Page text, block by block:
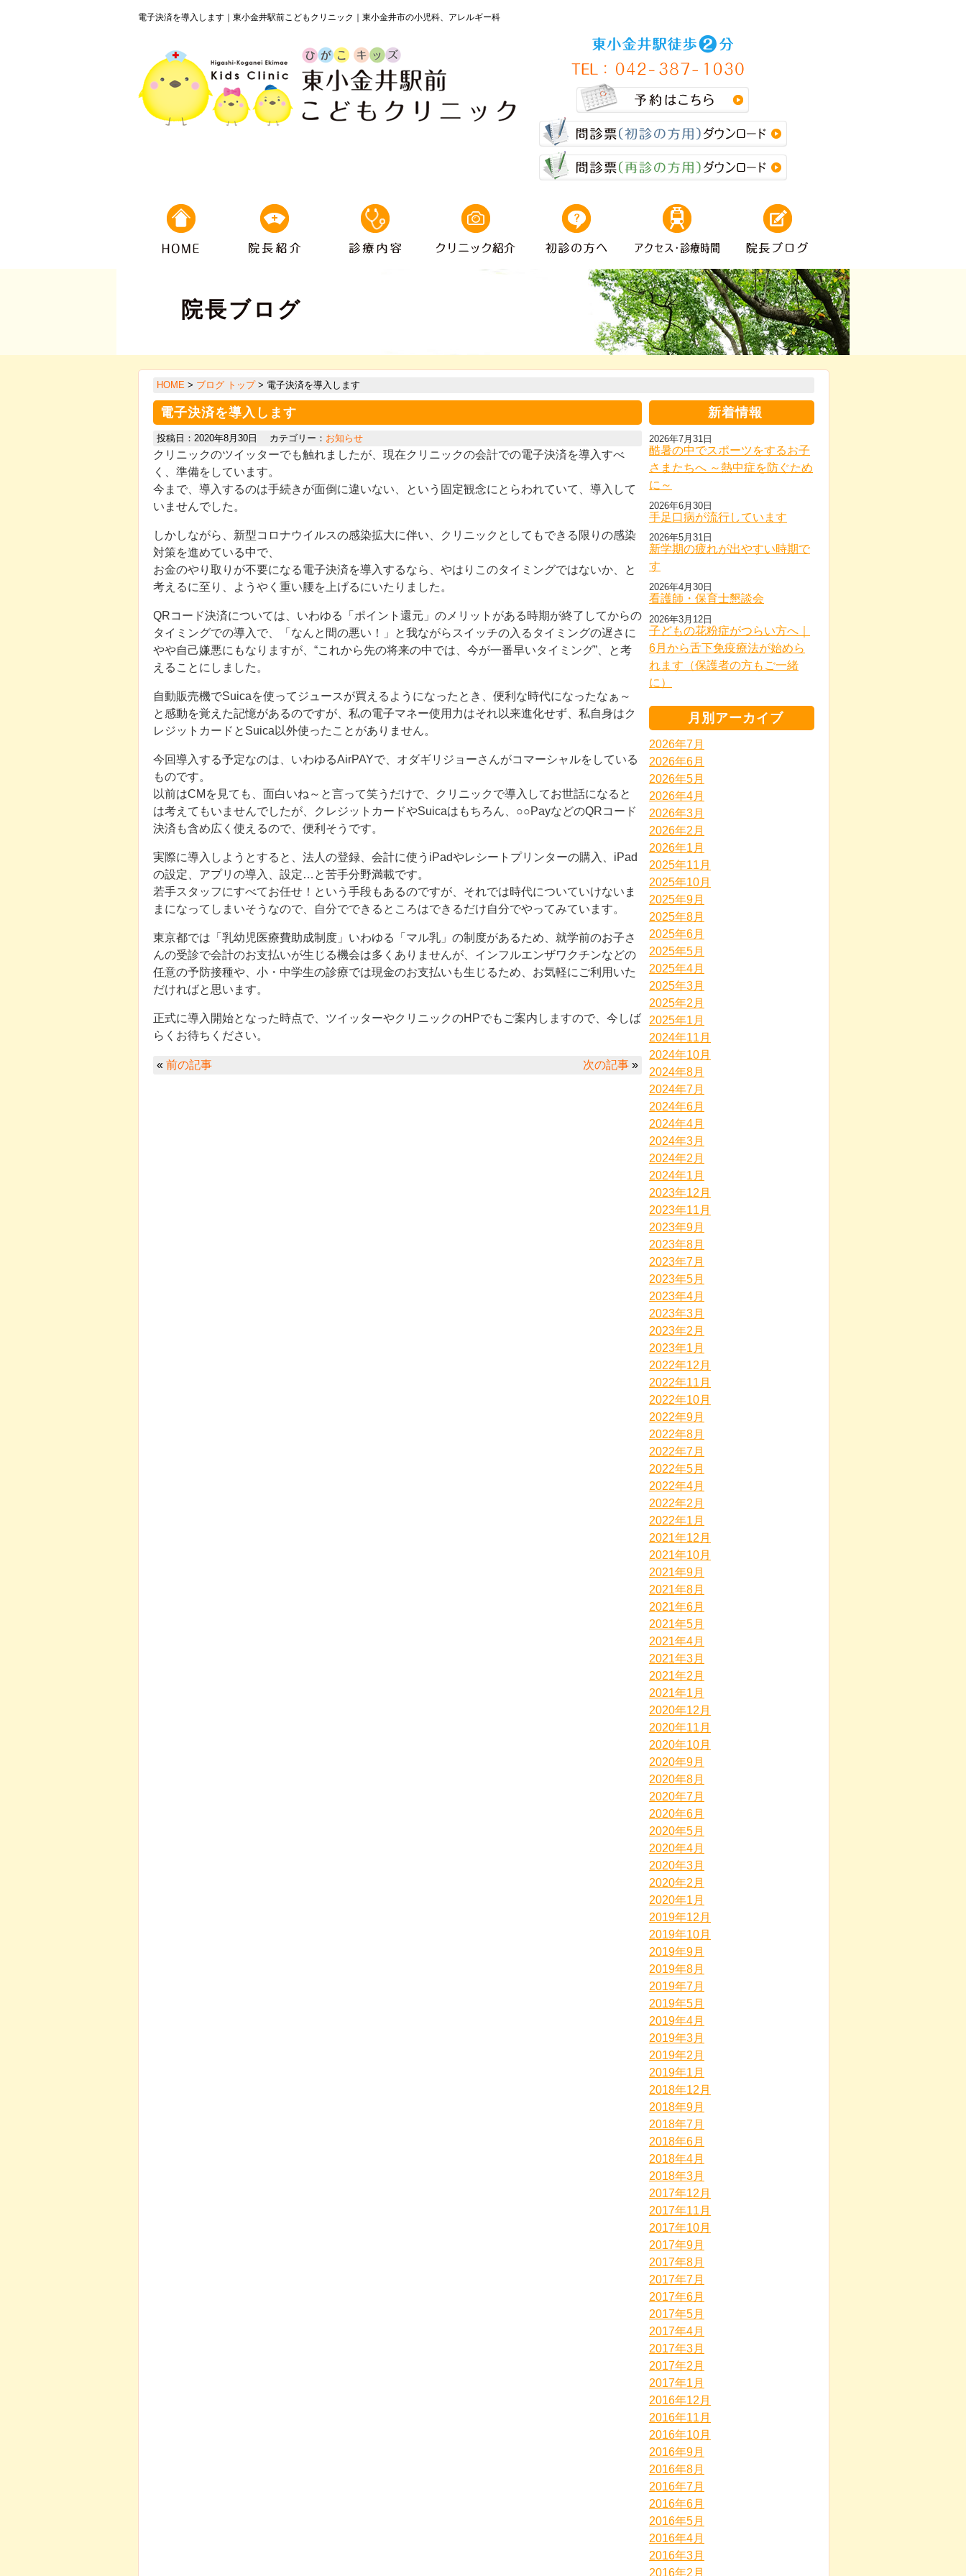
電子決済を導入します｜東小金井駅前こどもクリニック｜東小金井市の小児科、アレルギー科
院長ブログ
HOME > ブログ トップ> 電子決済を導入します
電子決済を導入します
投稿日：2020年8月30日 カテゴリー： お知らせ
クリニックのツイッターでも触れましたが、現在クリニックの会計での電子決済を導入すべ
く、準備をしています。
今まで、導入するのは手続きが面倒に違いない、という固定観念にとらわれていて、導入して
いませんでした。
しかしながら、新型コロナウイルスの感染拡大に伴い、クリニックとしてもできる限りの感染
対策を進めている中で、
お金のやり取りが不要になる電子決済を導入するなら、やはりこのタイミングではないか、と
考えるに至り、ようやく重い腰を上げるにいたりました。
QRコード決済については、いわゆる「ポイント還元」のメリットがある時期が終了してからの
タイミングでの導入で、「なんと間の悪い！」と我ながらスイッチの入るタイミングの遅さに
やや自己嫌悪にもなりますが、“これから先の将来の中では、今が一番早いタイミング”、と考
えることにしました。
自動販売機でSuicaを使ってジュースが買えるようになったとき、便利な時代になったなぁ～
と感動を覚えた記憶があるのですが、私の電子マネー使用力はそれ以来進化せず、私自身はク
レジットカードとSuica以外使ったことがありません。
今回導入する予定なのは、いわゆるAirPAYで、オダギリジョーさんがコマーシャルをしている
ものです。
以前はCMを見ても、面白いね～と言って笑うだけで、クリニックで導入してお世話になると
は考えてもいませんでしたが、クレジットカードやSuicaはもちろん、○○PayなどのQRコード
決済も含め広く使えるので、便利そうです。
実際に導入しようとすると、法人の登録、会計に使うiPadやレシートプリンターの購入、iPad
の設定、アプリの導入、設定…と苦手分野満載です。
若手スタッフにすべてお任せ！という手段もあるのですが、それでは時代についていけないま
まになってしまいそうなので、自分でできるところはできるだけ自分でやってみています。
東京都では「乳幼児医療費助成制度」いわゆる「マル乳」の制度があるため、就学前のお子さ
んの受診で会計のお支払いが生じる機会は多くありませんが、インフルエンザワクチンなどの
任意の予防接種や、小・中学生の診療では現金のお支払いも生じるため、お気軽にご利用いた
だければと思います。
正式に導入開始となった時点で、ツイッターやクリニックのHPでもご案内しますので、今しば
らくお待ちください。
« 前の記事 次の記事 »
新着情報
酷暑の中でスポーツをするお子
さまたちへ ～熱中症を防ぐため
に～
2026年7月31日
手足口病が流行しています
2026年6月30日
新学期の疲れが出やすい時期で
す
2026年5月31日
看護師・保育士懇談会
2026年4月30日
子どもの花粉症がつらい方へ｜
6月から舌下免疫療法が始めら
れます（保護者の方もご一緒
に）
2026年3月12日
月別アーカイブ
2026年7月
2026年6月
2026年5月
2026年4月
2026年3月
2026年2月
2026年1月
2025年11月
2025年10月
2025年9月
2025年8月
2025年6月
2025年5月
2025年4月
2025年3月
2025年2月
2025年1月
2024年11月
2024年10月
2024年8月
2024年7月
2024年6月
2024年4月
2024年3月
2024年2月
2024年1月
2023年12月
2023年11月
2023年9月
2023年8月
2023年7月
2023年5月
2023年4月
2023年3月
2023年2月
2023年1月
2022年12月
2022年11月
2022年10月
2022年9月
2022年8月
2022年7月
2022年5月
2022年4月
2022年2月
2022年1月
2021年12月
2021年10月
2021年9月
2021年8月
2021年6月
2021年5月
2021年4月
2021年3月
2021年2月
2021年1月
2020年12月
2020年11月
2020年10月
2020年9月
2020年8月
2020年7月
2020年6月
2020年5月
2020年4月
2020年3月
2020年2月
2020年1月
2019年12月
2019年10月
2019年9月
2019年8月
2019年7月
2019年5月
2019年4月
2019年3月
2019年2月
2019年1月
2018年12月
2018年9月
2018年7月
2018年6月
2018年4月
2018年3月
2017年12月
2017年11月
2017年10月
2017年9月
2017年8月
2017年7月
2017年6月
2017年5月
2017年4月
2017年3月
2017年2月
2017年1月
2016年12月
2016年11月
2016年10月
2016年9月
2016年8月
2016年7月
2016年6月
2016年5月
2016年4月
2016年3月
2016年2月